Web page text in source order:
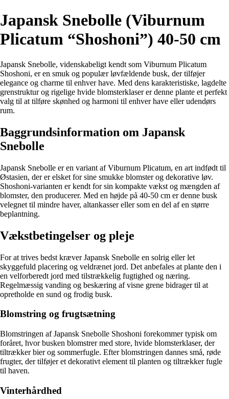
Japansk Snebolle (Viburnum
Plicatum “Shoshoni”) 40-50 cm
Japansk Snebolle, videnskabeligt kendt som Viburnum Plicatum
Shoshoni, er en smuk og populær løvfældende busk, der tilføjer
elegance og charme til enhver have. Med dens karakteristiske, lagdelte
grenstruktur og rigelige hvide blomsterklaser er denne plante et perfekt
valg til at tilføre skønhed og harmoni til enhver have eller udendørs
rum.
Baggrundsinformation om Japansk
Snebolle
Japansk Snebolle er en variant af Viburnum Plicatum, en art indfødt til
Østasien, der er elsket for sine smukke blomster og dekorative løv.
Shoshoni-varianten er kendt for sin kompakte vækst og mængden af
blomster, den producerer. Med en højde på 40-50 cm er denne busk
velegnet til mindre haver, altankasser eller som en del af en større
beplantning.
Vækstbetingelser og pleje
For at trives bedst kræver Japansk Snebolle en solrig eller let
skyggefuld placering og veldrænet jord. Det anbefales at plante den i
en velforberedt jord med tilstrækkelig fugtighed og næring.
Regelmæssig vanding og beskæring af visne grene bidrager til at
opretholde en sund og frodig busk.
Blomstring og frugtsætning
Blomstringen af Japansk Snebolle Shoshoni forekommer typisk om
foråret, hvor busken blomstrer med store, hvide blomsterklaser, der
tiltrækker bier og sommerfugle. Efter blomstringen dannes små, røde
frugter, der tilføjer et dekorativt element til planten og tiltrækker fugle
til haven.
Vinterhårdhed